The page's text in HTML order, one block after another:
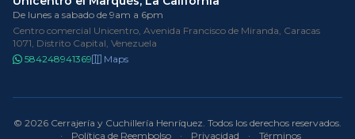
De lunes a sabado de 9am a 6pm
Centro comercial Unicentro, Avenida Francisco de Miranda, Caracas
1071, Distrito Capital, Venezuela
584248941369
Maps
© 2026 Cerrajería y Cuchillería Henríquez. Todos los derechos reservados.
·
Política de Reembolso · Privacidad · Términos